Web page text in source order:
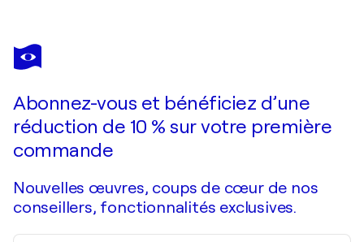
EUGENIO FOZ
Business
Abonnez-vous et bénéficiez d’une
réduction de 10 % sur votre première
commande
Nouvelles œuvres, coups de cœur de nos
conseillers, fonctionnalités exclusives.